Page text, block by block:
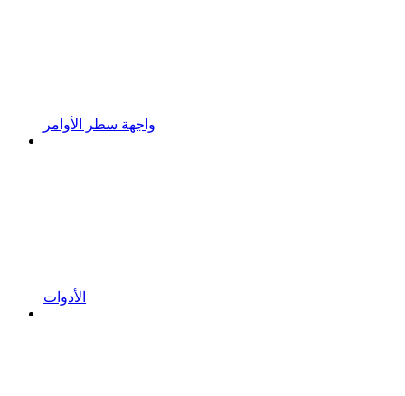
واجهة سطر الأوامر
الأدوات